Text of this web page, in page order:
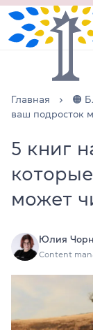
Главная 🟠
ваш подросток
5 книг
может
Юлия
Content